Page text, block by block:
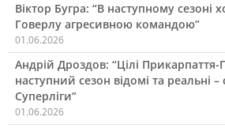
Віктор Бугра: “В наступному сезоні
Говерлу агресивною командою”
01.06.2026
Андрій Дроздов: “Цілі
наступний сезон відомі та реальні
Суперліги”
01.06.2026